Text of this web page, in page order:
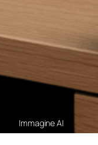
Immagine AI